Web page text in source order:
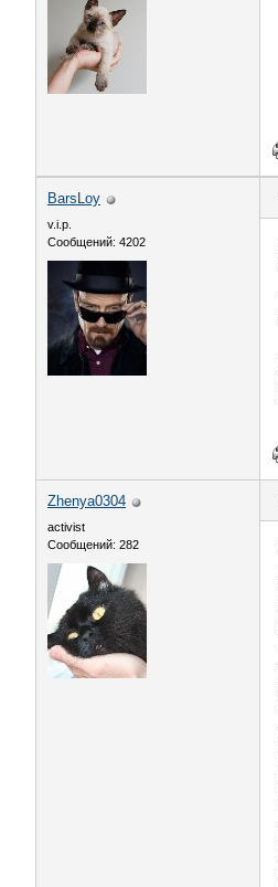
BarsLoy
v.i.p.
Сообщений: 4202
Zhenya0304
activist
Сообщений: 282